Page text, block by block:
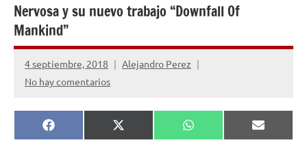
Nervosa y su nuevo trabajo “Downfall Of
Mankind”
4 septiembre, 2018
Alejandro Perez
No hay comentarios
Compartir
en
Facebook
Compartir
en
X
(Twitter)
Compartir
en
WhatsApp
en
Email